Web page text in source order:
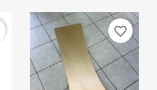
favorite_border